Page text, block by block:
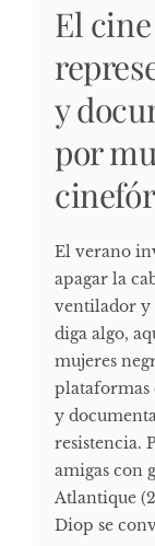
El
y
por
El verano
apagar la
ventilador y
diga algo,
mujeres
plataformas
y
resistencia.
amigas con
Atlantique
Diop se